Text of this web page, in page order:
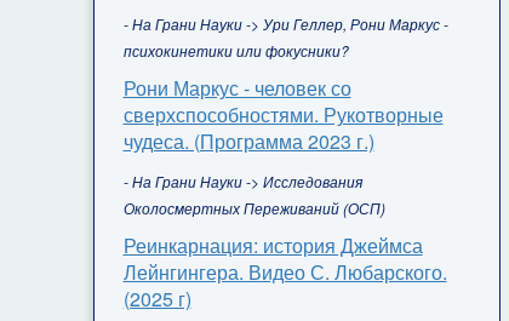
- На Грани Науки -> Ури Геллер, Рони Маркус -
психокинетики или фокусники?
Рони Маркус - человек со
сверхспособностями. Рукотворные
чудеса. (Программа 2023 г.)
- На Грани Науки -> Исследования
Околосмертных Переживаний (ОСП)
Реинкарнация: история Джеймса
Лейнгингера. Видео С. Любарского.
(2025 г)